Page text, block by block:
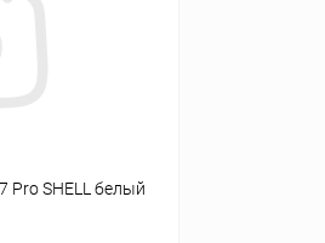
Pro SHELL белый